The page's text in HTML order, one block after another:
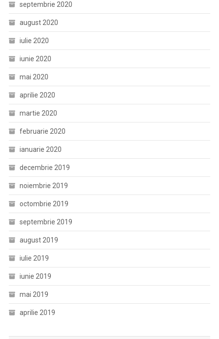
septembrie 2020
august 2020
iulie 2020
iunie 2020
mai 2020
aprilie 2020
martie 2020
februarie 2020
ianuarie 2020
decembrie 2019
noiembrie 2019
octombrie 2019
septembrie 2019
august 2019
iulie 2019
iunie 2019
mai 2019
aprilie 2019